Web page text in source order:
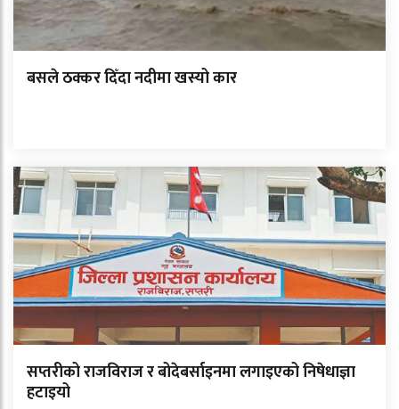
बसले ठक्कर दिँदा नदीमा खस्यो कार
सप्तरीको राजविराज र बोदेबर्साइनमा लगाइएको निषेधाज्ञा
हटाइयो